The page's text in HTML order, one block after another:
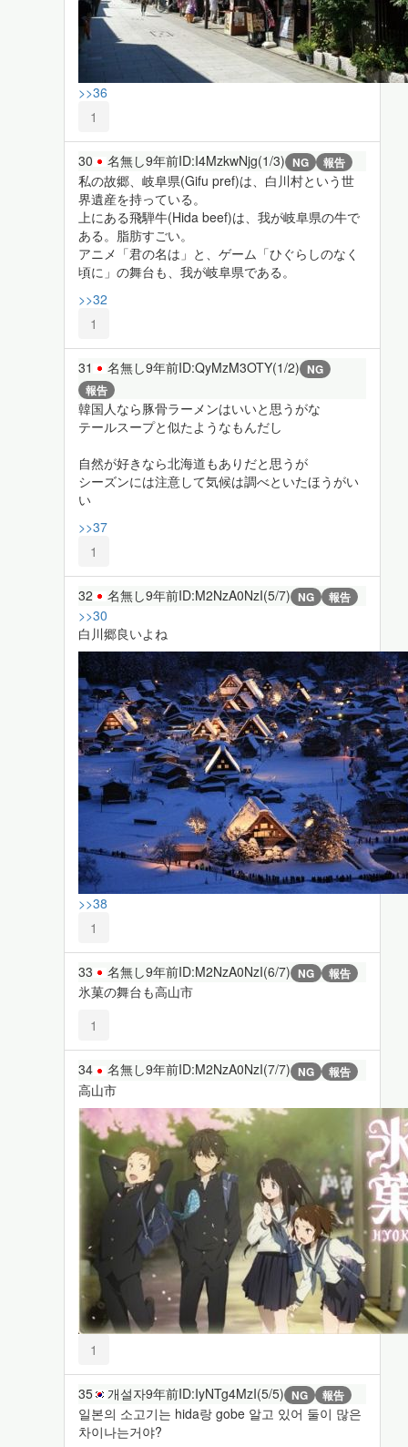
>>36
1
30 名無し9年前ID:I4MzkwNjg(1/3) NG 報告
私の故郷、岐阜県(Gifu pref)は、白川村という世
界遺産を持っている。
上にある飛騨牛(Hida beef)は、我が岐阜県の牛で
ある。脂肪すごい。
アニメ「君の名は」と、ゲーム「ひぐらしのなく
頃に」の舞台も、我が岐阜県である。
>>32
1
31 名無し9年前ID:QyMzM3OTY(1/2) NG
報告
韓国人なら豚骨ラーメンはいいと思うがな
テールスープと似たようなもんだし
自然が好きなら北海道もありだと思うが
シーズンには注意して気候は調べといたほうがい
い
>>37
1
32 名無し9年前ID:M2NzA0NzI(5/7) NG 報告
>>30
白川郷良いよね
>>38
1
33 名無し9年前ID:M2NzA0NzI(6/7) NG 報告
氷菓の舞台も高山市
1
34 名無し9年前ID:M2NzA0NzI(7/7) NG 報告
高山市
1
35 개설자9年前ID:IyNTg4MzI(5/5) NG 報告
일본의 소고기는 hida랑 gobe 알고 있어 둘이 많은
차이나는거야?